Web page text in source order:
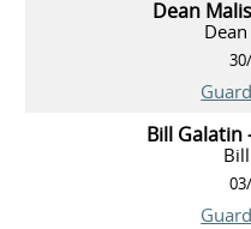
Dean
Bill Galatin